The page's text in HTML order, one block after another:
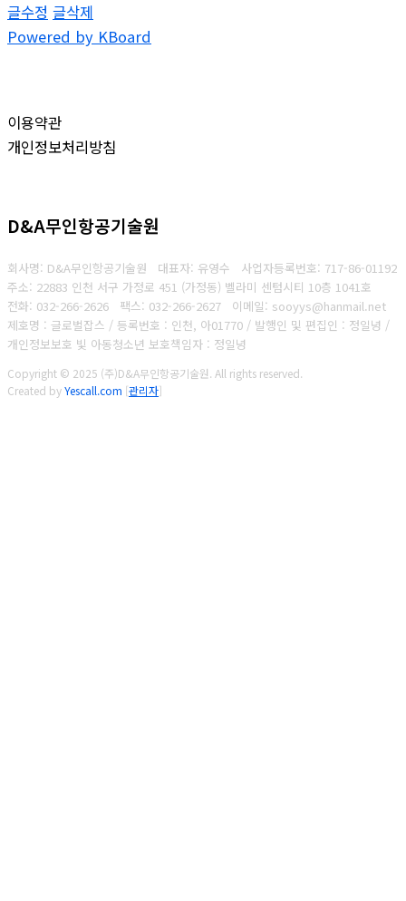
글수정 글삭제
Powered by KBoard
이용약관
개인정보처리방침
D&A무인항공기술원
회사명: D&A무인항공기술원 대표자: 유영수 사업자등록번호: 717-86-01192
주소: 22883 인천 서구 가정로 451 (가정동) 벨라미 센텀시티 10층 1041호
전화: 032-266-2626
팩스: 032-266-2627
이메일: sooyys@hanmail.net
제호명 : 글로벌잡스 / 등록번호 : 인천, 아01770 / 발행인 및 편집인 : 정일녕 /
개인정보보호 빛 아동청소년 보호책임자 : 정일녕
Copyright © 2025 (주)D&A무인항공기술원. All rights reserved.
Created byYescall.com [관리자]